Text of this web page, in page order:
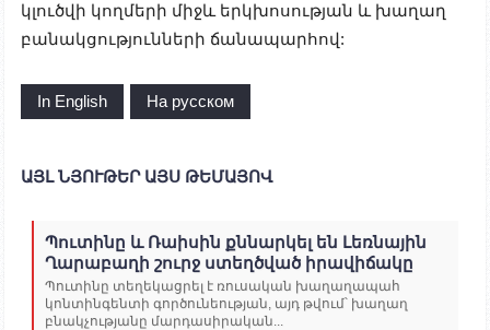
կլուծվի կողմերի միջև երկխոսության և խաղաղ
բանակցությունների ճանապարհով:
In English На русском
ԱՅԼ ՆՅՈՒԹԵՐ ԱՅՍ ԹԵՄԱՅՈՎ
Պուտինը և Ռաիսին քննարկել են Լեռնային
Ղարաբաղի շուրջ ստեղծված իրավիճակը
Պուտինը տեղեկացրել է ռուսական խաղաղապահ
կոնտինգենտի գործունեության, այդ թվում՝ խաղաղ
բնակչությանը մարդասիրական...